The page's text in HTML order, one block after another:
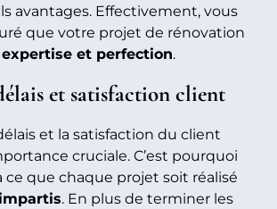
avantages. Effectivement, vous
que votre projet de rénovation
expertise et perfection.
et satisfaction client
et la satisfaction du client
cruciale. C’est pourquoi
ce que chaque projet soit réalisé
. En plus de terminer les